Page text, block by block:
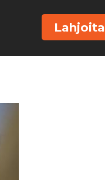
Lahjoita